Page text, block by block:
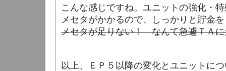
こんな感じですね。ユニットの強化・
メセタがかかるので、しっかりと貯金
メセタが足りない！ なんて急遽ＴＡに
以上、ＥＰ５以降の変化とユニットに